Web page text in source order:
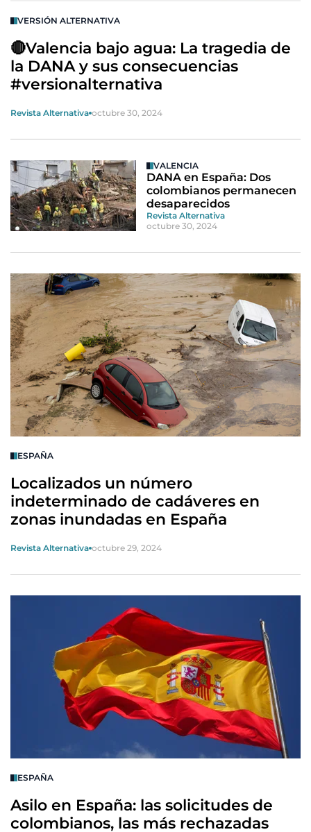
VERSIÓN ALTERNATIVA
🔴Valencia bajo agua: La tragedia de
la DANA y sus consecuencias
#versionalternativa
Revista Alternativa octubre 30, 2024
VALENCIA
DANA en España: Dos
colombianos permanecen
desaparecidos
Revista Alternativa
octubre 30, 2024
ESPAÑA
Localizados un número
indeterminado de cadáveres en
zonas inundadas en España
Revista Alternativa octubre 29, 2024
ESPAÑA
Asilo en España: las solicitudes de
colombianos, las más rechazadas